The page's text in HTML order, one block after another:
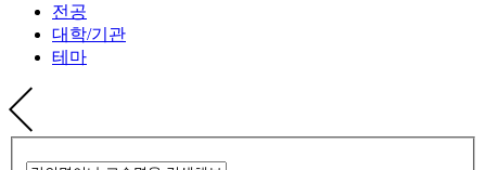
전공
대학/기관
테마